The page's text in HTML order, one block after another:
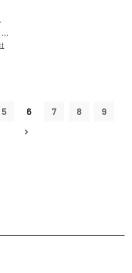
5 6 7 8 9